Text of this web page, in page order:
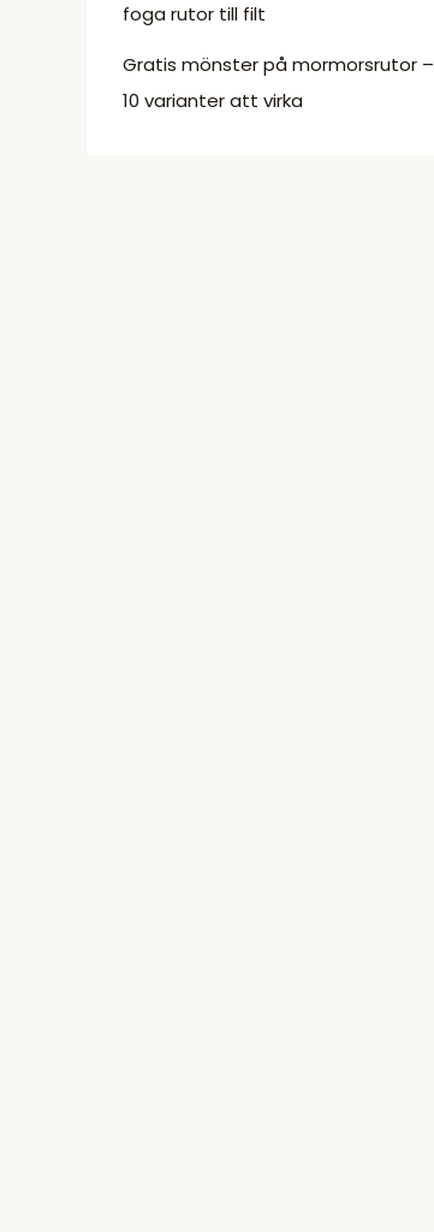
foga rutor till filt
Gratis mönster på mormorsrutor –
10 varianter att virka